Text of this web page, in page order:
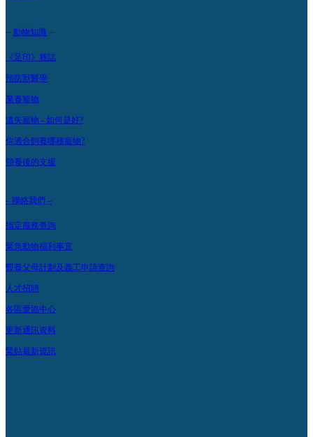
– 動物知識 –
《足印》雜誌
預防獸醫學
棄養寵物
遺失寵物 - 如何是好?
你適合飼養哪種寵物?
領養後的支援
– 聯絡我們 –
指定服務查詢
緊急動物福利事宜
暫養父母計劃及義工申請查詢
人才招聘
各區愛協中心
更新通訊資料
緊貼最新資訊